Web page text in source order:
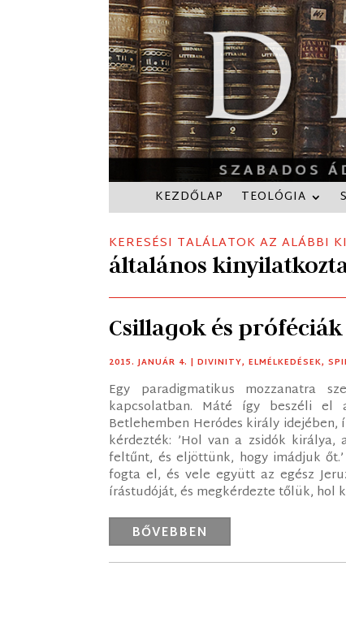
KEZDŐLAP TEOLÓGIA
KERESÉSI TALÁLATOK AZ ALÁBBI
általános
Csillagok és próféciák
2015. JANUÁR 4. |DIVINITY,ELMÉLKEDÉSEK,
Egy paradigmatikus mozzanatra
kapcsolatban. Máté így beszéli el
Betlehemben Heródes király
kérdezték: ’Hol van a zsidók
feltűnt, és eljöttünk, hogy imádjuk
fogta el, és vele együtt az egész
írástudóját, és megkérdezte tőlük, hol
BŐVEBBEN